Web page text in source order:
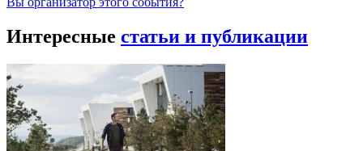
Интересные статьи и публикации